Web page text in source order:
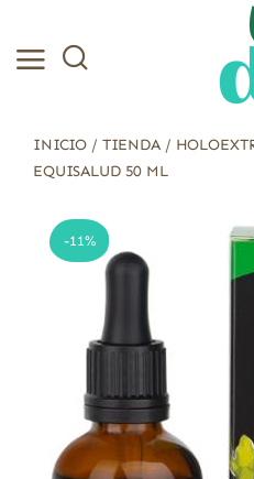
contenido
INICIO / TIENDA/
EQUISALUD 50 ML
-11%